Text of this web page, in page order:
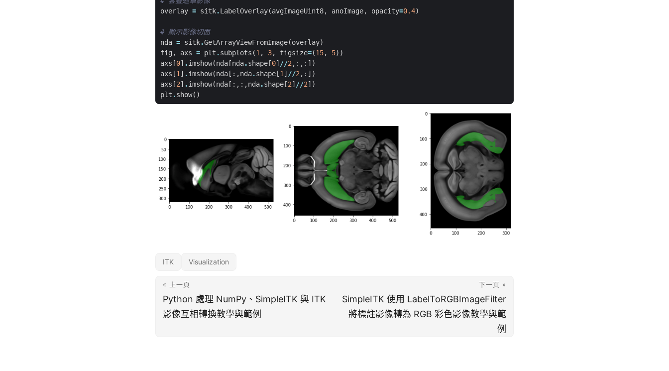
overlay = sitk.LabelOverlay(avgImageUint8, anoImage, opacity=0.4)
# 顯示影像切面
nda = sitk.GetArrayViewFromImage(overlay)
fig , axs = plt .subplots (1 , 3, figsize=(15, 5))
axs [0] .imshow(nda[nda.shape[0] //2 ,:,:])
axs [1 ] .imshow(nda[:,nda.shape[1 ] //2 ,:])
axs [2] .imshow(nda[:,:,nda.shape[2] //2])
plt .show()
ITK Visualization
« 上一頁
Python 處理 NumPy、SimpleITK 與 ITK
影像互相轉換教學與範例
下一頁 »
SimpleITK 使用 LabelToRGBImageFilter
將標註影像轉為 RGB 彩色影像教學與範
例